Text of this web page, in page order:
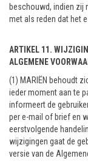
beschouwd, indien zij
met als reden dat het
ARTIKEL 11.
ALGEMENE
(1) MARIËN behoudt
ieder moment aan te
informeert de
per e-mail of brief en
eerstvolgende
wijzigingen gaat de
versie van de